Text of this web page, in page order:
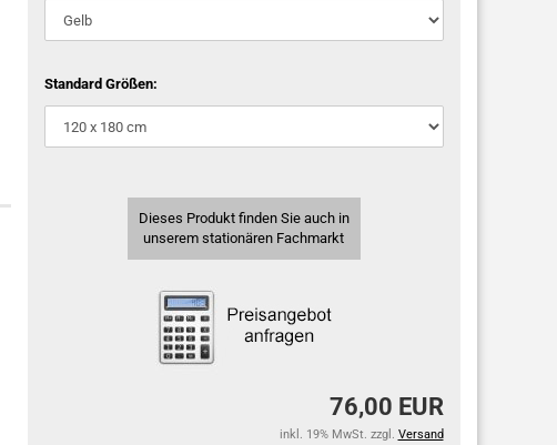
Standard Größen:
Dieses Produkt finden Sie auch in
unserem stationären Fachmarkt
76,00 EUR
inkl. 19% MwSt. zzgl. Versand